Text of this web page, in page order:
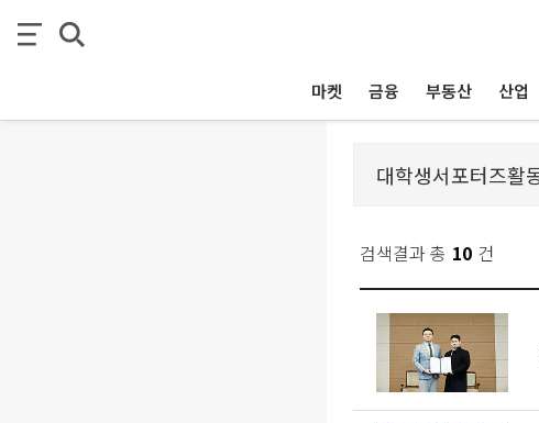
마켓 금융 부동산 산업
검색결과 총 10 건